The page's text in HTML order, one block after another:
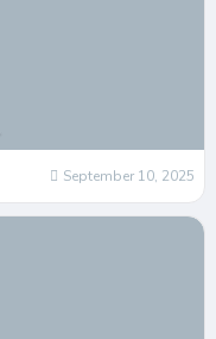
September 10, 2025